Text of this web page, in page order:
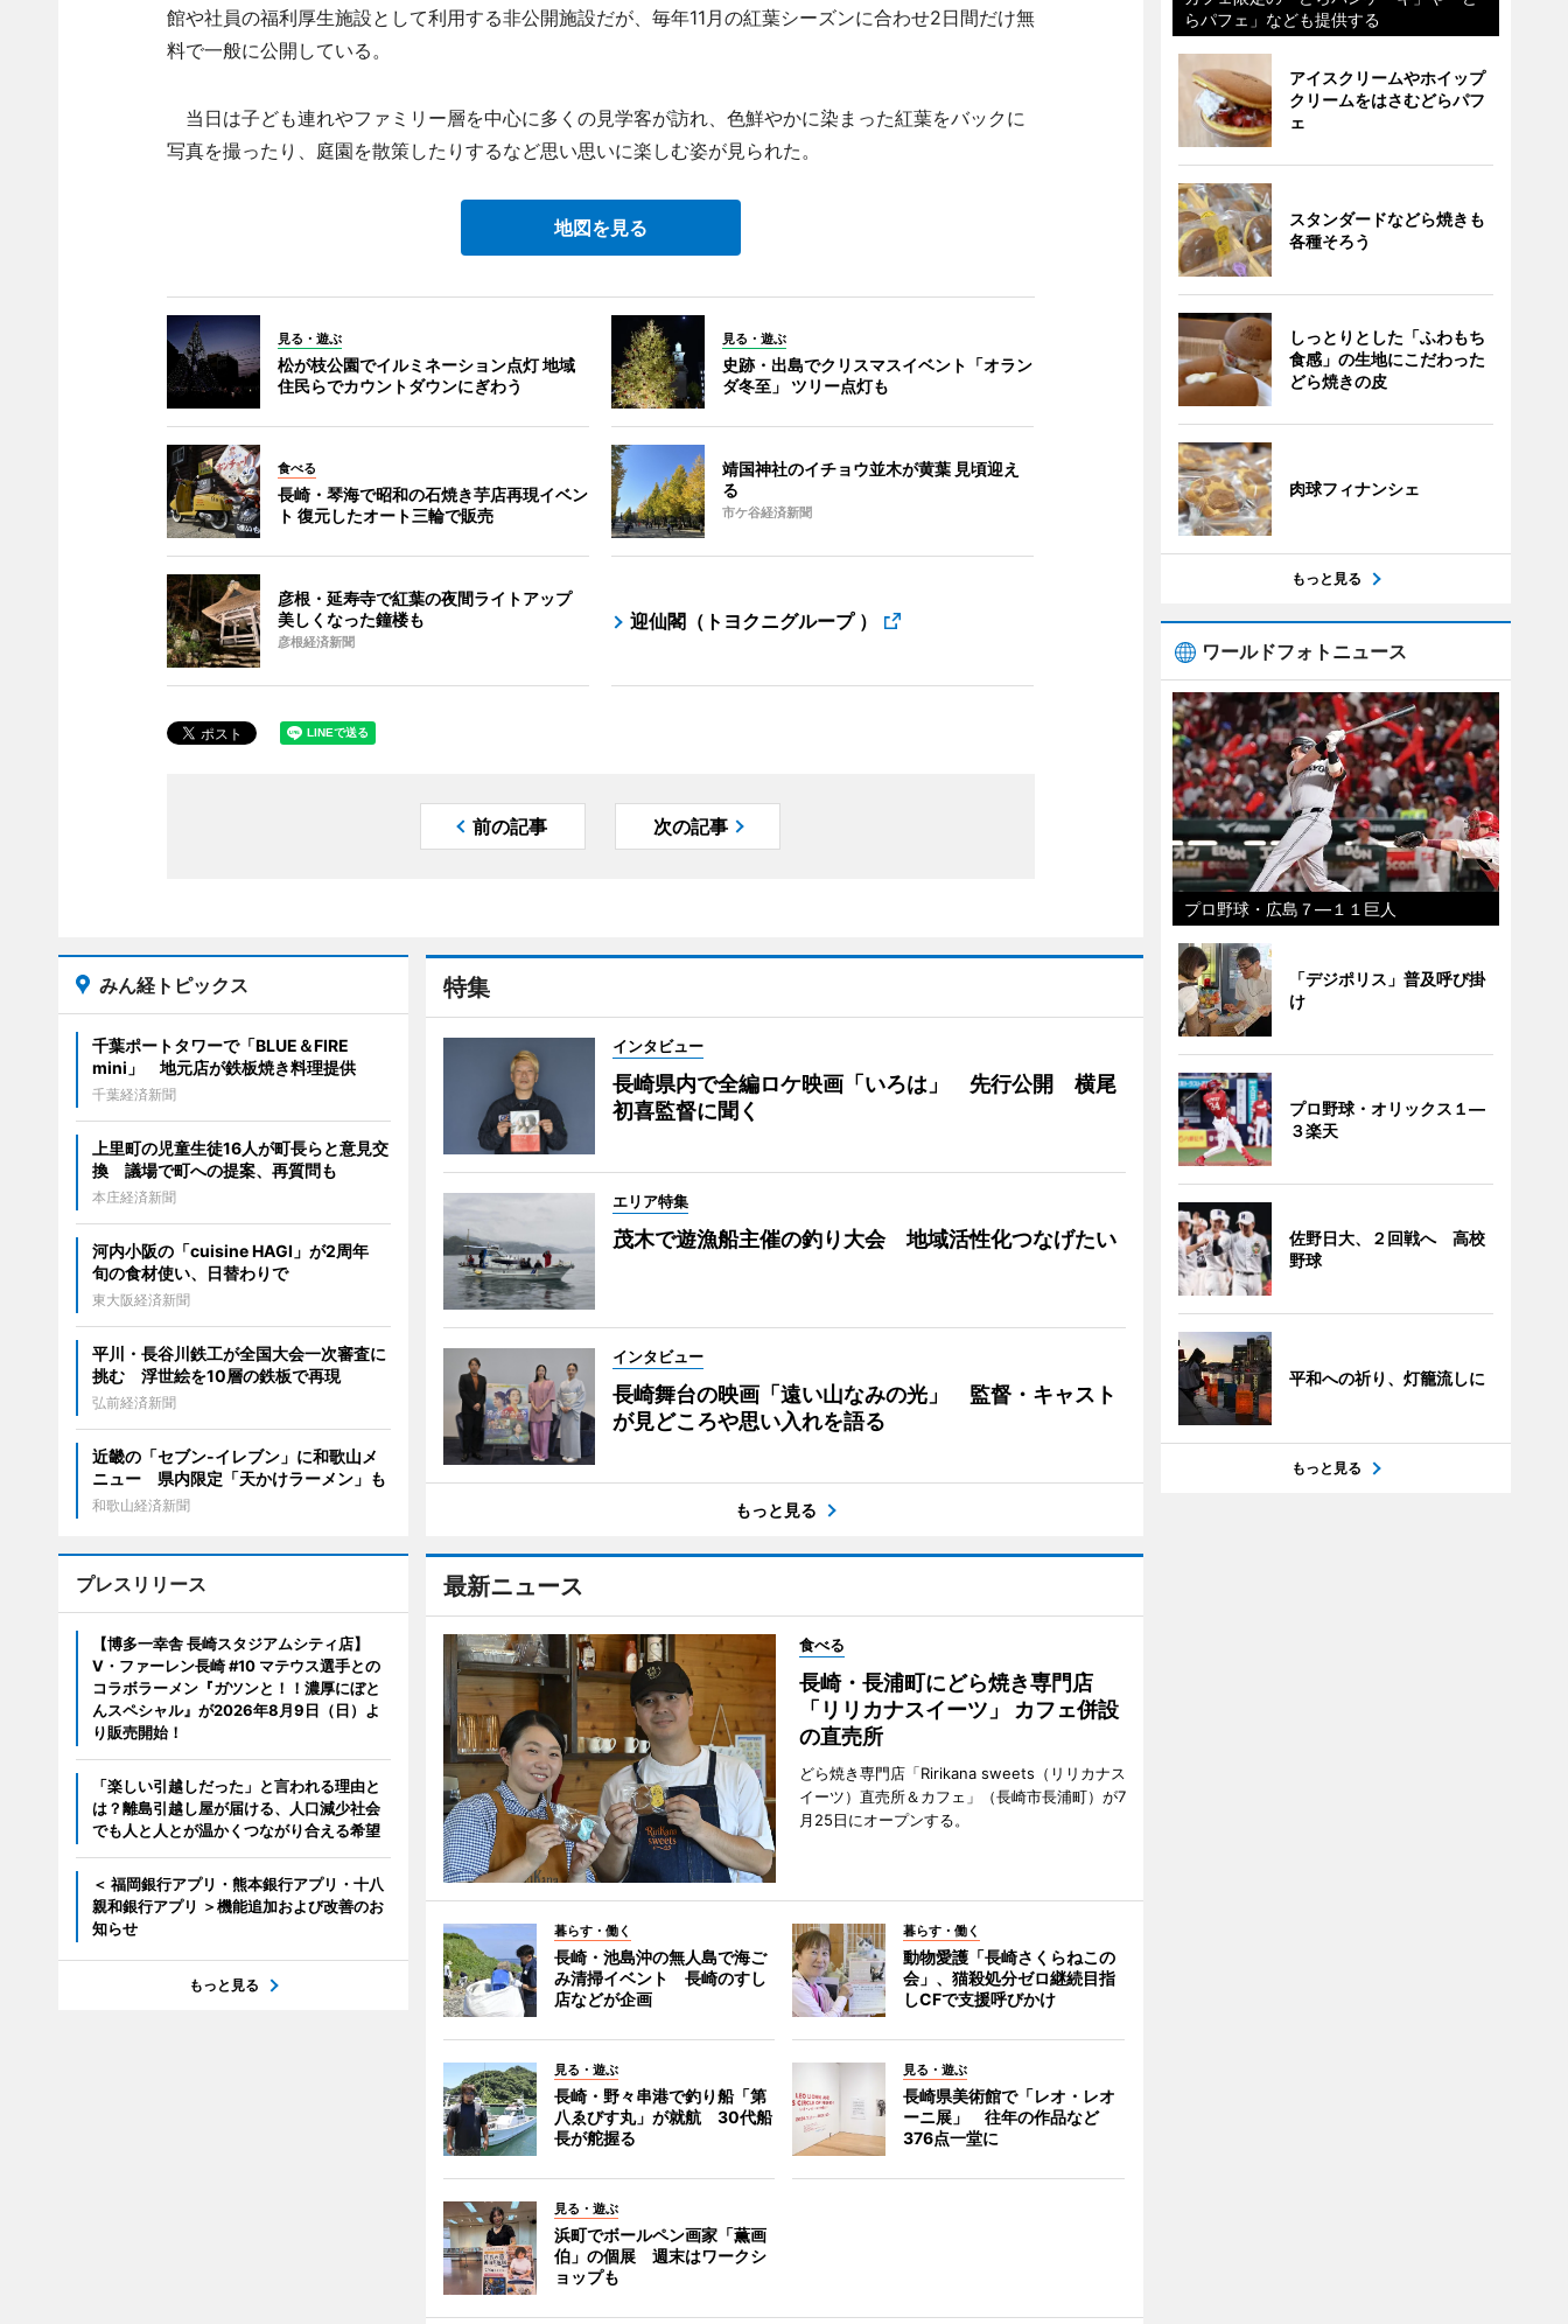
館や社員の福利厚生施設として利用する非公開施設だが、毎年11月の紅葉シーズンに合わせ2日間だけ無
料で一般に公開している。
当日は子ども連れやファミリー層を中心に多くの見学客が訪れ、色鮮やかに染まった紅葉をバックに
写真を撮ったり、庭園を散策したりするなど思い思いに楽しむ姿が見られた。
地図を見る
見る・遊ぶ
松が枝公園でイルミネーション点灯 地域
住民らでカウントダウンにぎわう
見る・遊ぶ
史跡・出島でクリスマスイベント「オラン
ダ冬至」 ツリー点灯も
食べる
長崎・琴海で昭和の石焼き芋店再現イベン
ト 復元したオート三輪で販売
靖国神社のイチョウ並木が黄葉 見頃迎え
る
市ケ谷経済新聞
彦根・延寿寺で紅葉の夜間ライトアップ
美しくなった鐘楼も
彦根経済新聞
迎仙閣（トヨクニグループ ）
前の記事 次の記事
特集
インタビュー
長崎県内で全編ロケ映画「いろは」 先行公開 横尾
初喜監督に聞く
エリア特集
茂木で遊漁船主催の釣り大会 地域活性化つなげたい
インタビュー
長崎舞台の映画「遠い山なみの光」 監督・キャスト
が見どころや思い入れを語る
もっと見る
最新ニュース
食べる
長崎・長浦町にどら焼き専門店
「リリカナスイーツ」 カフェ併設
の直売所
どら焼き専門店「Ririkana sweets（リリカナス
イーツ）直売所＆カフェ」（長崎市長浦町）が7
月25日にオープンする。
暮らす・働く
長崎・池島沖の無人島で海ご
み清掃イベント 長崎のすし
店などが企画
暮らす・働く
動物愛護「長崎さくらねこの
会」、猫殺処分ゼロ継続目指
しCFで支援呼びかけ
見る・遊ぶ
長崎・野々串港で釣り船「第
八ゑびす丸」が就航 30代船
長が舵握る
見る・遊ぶ
長崎県美術館で「レオ・レオ
ーニ展」 往年の作品など
376点一堂に
見る・遊ぶ
浜町でボールペン画家「薫画
伯」の個展 週末はワークシ
ョップも
みん経トピックス
千葉ポートタワーで「BLUE＆FIRE
mini」 地元店が鉄板焼き料理提供
千葉経済新聞
上里町の児童生徒16人が町長らと意見交
換 議場で町への提案、再質問も
本庄経済新聞
河内小阪の「cuisine HAGI」が2周年
旬の食材使い、日替わりで
東大阪経済新聞
平川・長谷川鉄工が全国大会一次審査に
挑む 浮世絵を10層の鉄板で再現
弘前経済新聞
近畿の「セブン-イレブン」に和歌山メ
ニュー 県内限定「天かけラーメン」も
和歌山経済新聞
プレスリリース
【博多一幸舎 長崎スタジアムシティ店】
V・ファーレン長崎 #10 マテウス選手との
コラボラーメン『ガツンと！！濃厚にぼと
んスペシャル』が2026年8月9日（日）よ
り販売開始！
「楽しい引越しだった」と言われる理由と
は？離島引越し屋が届ける、人口減少社会
でも人と人とが温かくつながり合える希望
＜ 福岡銀行アプリ・熊本銀行アプリ・十八
親和銀行アプリ ＞機能追加および改善のお
知らせ
もっと見る
らパフェ」なども提供する
アイスクリームやホイップ
クリームをはさむどらパフ
ェ
スタンダードなどら焼きも
各種そろう
しっとりとした「ふわもち
食感」の生地にこだわった
どら焼きの皮
肉球フィナンシェ
もっと見る
ワールドフォトニュース
プロ野球・広島７―１１巨人
「デジポリス」普及呼び掛
け
プロ野球・オリックス１―
３楽天
佐野日大、２回戦へ 高校
野球
平和への祈り、灯籠流しに
もっと見る